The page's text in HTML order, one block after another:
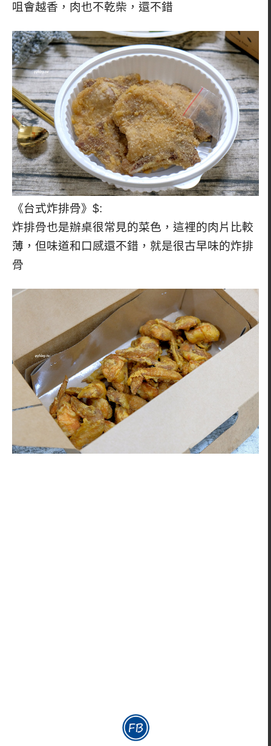
咀會越香，肉也不乾柴，還不錯
《台式炸排骨》$:
炸排骨也是辦桌很常見的菜色，這裡的肉片比較
薄，但味道和口感還不錯，就是很古早味的炸排
骨